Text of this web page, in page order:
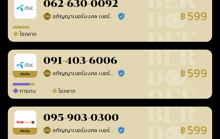
062-630-0092
อภิญญาเบอร์มงคล เบอร์สวยเลขศาสตร์ ร้านยืนยันแล้ว ฿ 599
โชคลาภ
เติมเงิน
091-403-6006
อภิญญาเบอร์มงคล เบอร์สวยเลขศาสตร์ ร้านยืนยันแล้ว ฿ 599
การงาน โชคลาภ
เติมเงิน
095-903-0300
อภิญญาเบอร์มงคล เบอร์สวยเลขศาสตร์ ร้านยืนยันแล้ว ฿ 599